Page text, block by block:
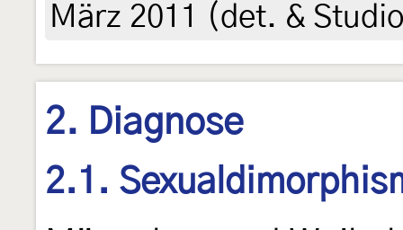
März 2011 (det. &
2. Diagnose
2.1.